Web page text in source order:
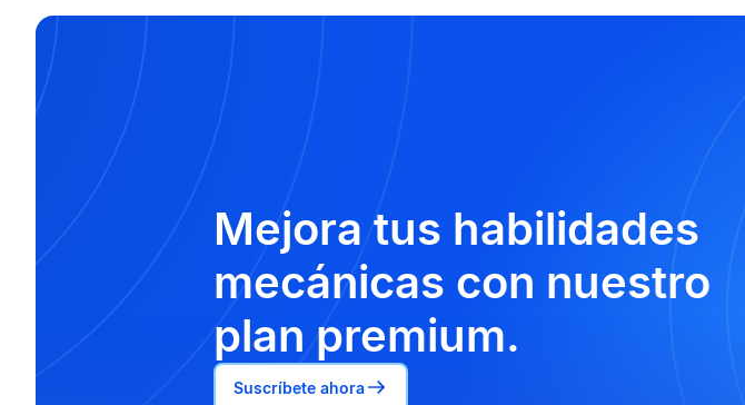
Mejora tus habilidades
mecánicas con nuestro
plan premium.
Suscríbete ahora